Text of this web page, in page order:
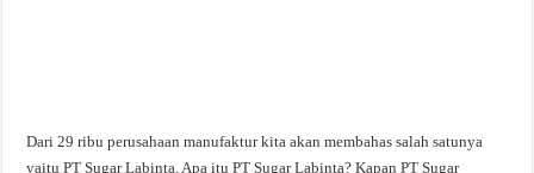
Dari 29 ribu perusahaan manufaktur kita akan membahas salah satunya
yaitu PT Sugar Labinta. Apa itu PT Sugar Labinta? Kapan PT Sugar